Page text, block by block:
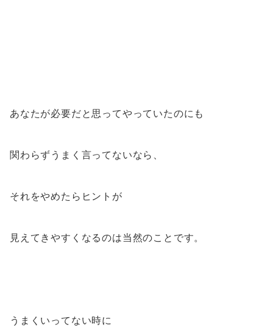
あなたが必要だと思ってやっていたのにも
関わらずうまく言ってないなら、
それをやめたらヒントが
見えてきやすくなるのは当然のことです。
うまくいってない時に